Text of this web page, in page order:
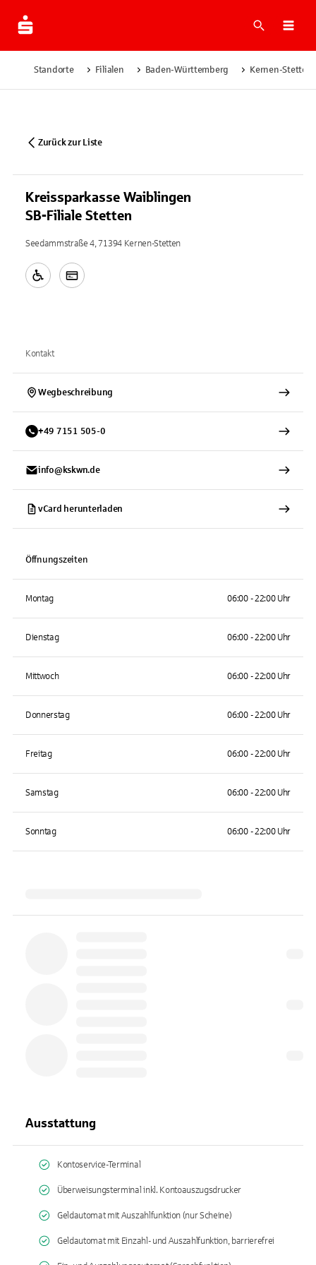
Suche
Standorte Filialen Baden-Württemberg Kernen-Stetten
Zurück zur Liste
Kreissparkasse Waiblingen
SB-Filiale Stetten
Seedammstraße 4, 71394 Kernen-Stetten
Kontakt
Wegbeschreibung
+49 7151 505-0
info@kskwn.de
vCard herunterladen
Öffnungszeiten
Montag 06:00 - 22:00 Uhr
Dienstag 06:00 - 22:00 Uhr
Mittwoch 06:00 - 22:00 Uhr
Donnerstag 06:00 - 22:00 Uhr
Freitag 06:00 - 22:00 Uhr
Samstag 06:00 - 22:00 Uhr
Sonntag 06:00 - 22:00 Uhr
Ausstattung
Kontoservice-Terminal
Überweisungsterminal inkl. Kontoauszugsdrucker
Geldautomat mit Auszahlfunktion (nur Scheine)
Geldautomat mit Einzahl- und Auszahlfunktion, barrierefrei